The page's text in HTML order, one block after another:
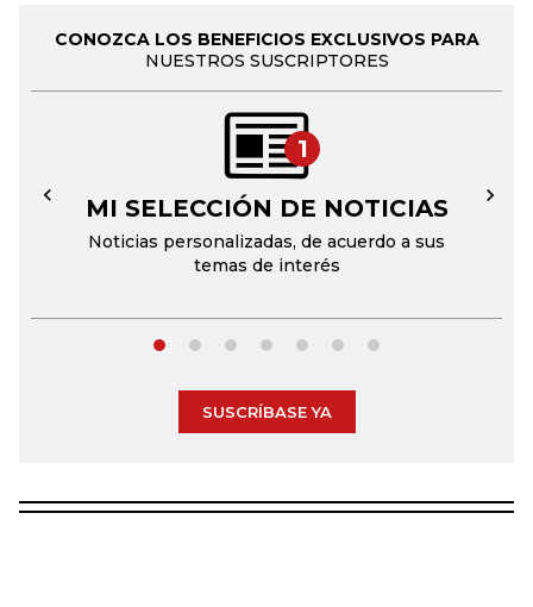
CONOZCA LOS BENEFICIOS EXCLUSIVOS PARA
NUESTROS SUSCRIPTORES
1
MI SELECCIÓN DE NOTICIAS
Noticias personalizadas, de acuerdo a sus
temas de interés
← →
SUSCRÍBASE YA